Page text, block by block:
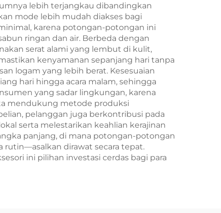
&
lebih terjangkau dibandingkan
mode lebih mudah diakses bagi
karena potongan-potongan ini
ringan dan air. Berbeda dengan
serat alami yang lembut di kulit,
kenyamanan sepanjang hari tanpa
logam yang lebih berat. Kesesuaian
hari hingga acara malam, sehingga
yang sadar lingkungan, karena
mendukung metode produksi
pelanggan juga berkontribusi pada
serta melestarikan keahlian kerajinan
panjang, di mana potongan-potongan
dirawat secara tepat.
ini pilihan investasi cerdas bagi para